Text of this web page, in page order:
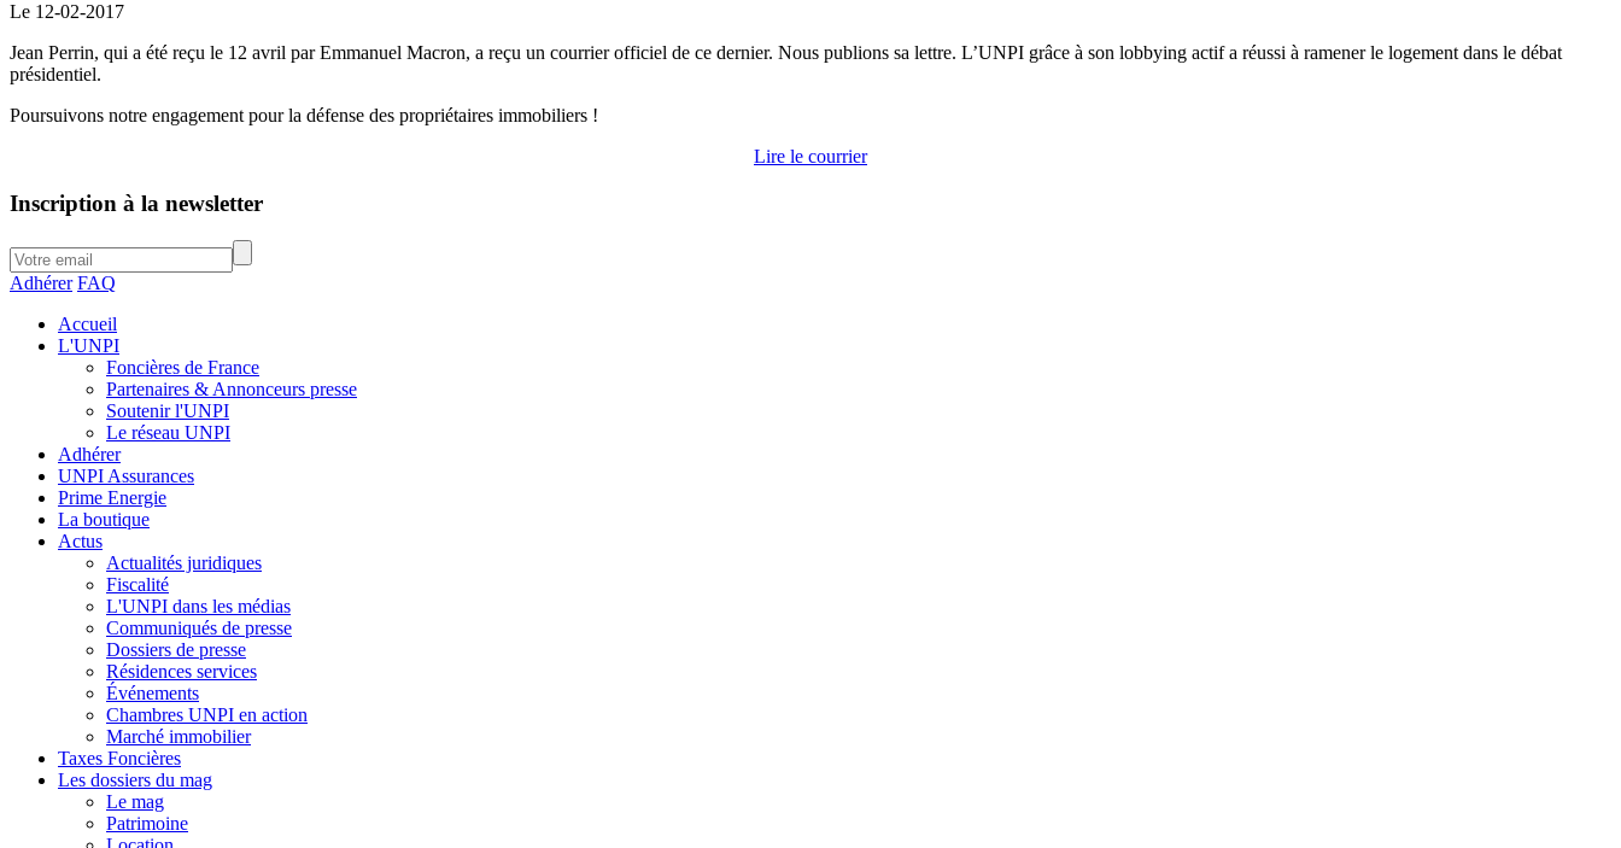
Le 12-02-2017
Jean Perrin, qui a été reçu le 12 avril par Emmanuel Macron, a reçu un courrier officiel de ce dernier. Nous publions sa lettre. L’UNPI grâce à son lobbying actif a réussi à ramener le logement dans le débat
présidentiel.
Poursuivons notre engagement pour la défense des propriétaires immobiliers !
Lire le courrier
Inscription à la newsletter
Adhérer FAQ
Accueil
L'UNPI
Foncières de France
Partenaires & Annonceurs presse
Soutenir l'UNPI
Le réseau UNPI
Adhérer
UNPI Assurances
Prime Energie
La boutique
Actus
Actualités juridiques
Fiscalité
L'UNPI dans les médias
Communiqués de presse
Dossiers de presse
Résidences services
Événements
Chambres UNPI en action
Marché immobilier
Taxes Foncières
Les dossiers du mag
Le mag
Patrimoine